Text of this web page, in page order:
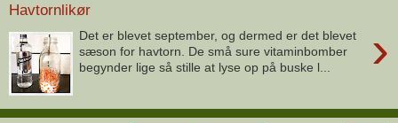
Havtornlikør
›
Det er blevet september, og dermed er det blevet
sæson for havtorn. De små sure vitaminbomber
begynder lige så stille at lyse op på buske l...